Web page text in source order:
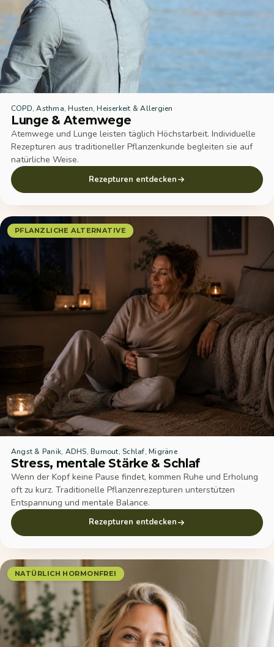
COPD, Asthma, Husten, Heiserkeit & Allergien
Lunge & Atemwege
Atemwege und Lunge leisten täglich Höchstarbeit. Individuelle
Rezepturen aus traditioneller Pflanzenkunde begleiten sie auf
natürliche Weise.
Rezepturen entdecken
PFLANZLICHE ALTERNATIVE
Angst & Panik, ADHS, Burnout, Schlaf, Migräne
Stress, mentale Stärke & Schlaf
Wenn der Kopf keine Pause findet, kommen Ruhe und Erholung
oft zu kurz. Traditionelle Pflanzenrezepturen unterstützen
Entspannung und mentale Balance.
Rezepturen entdecken
NATÜRLICH HORMONFREI